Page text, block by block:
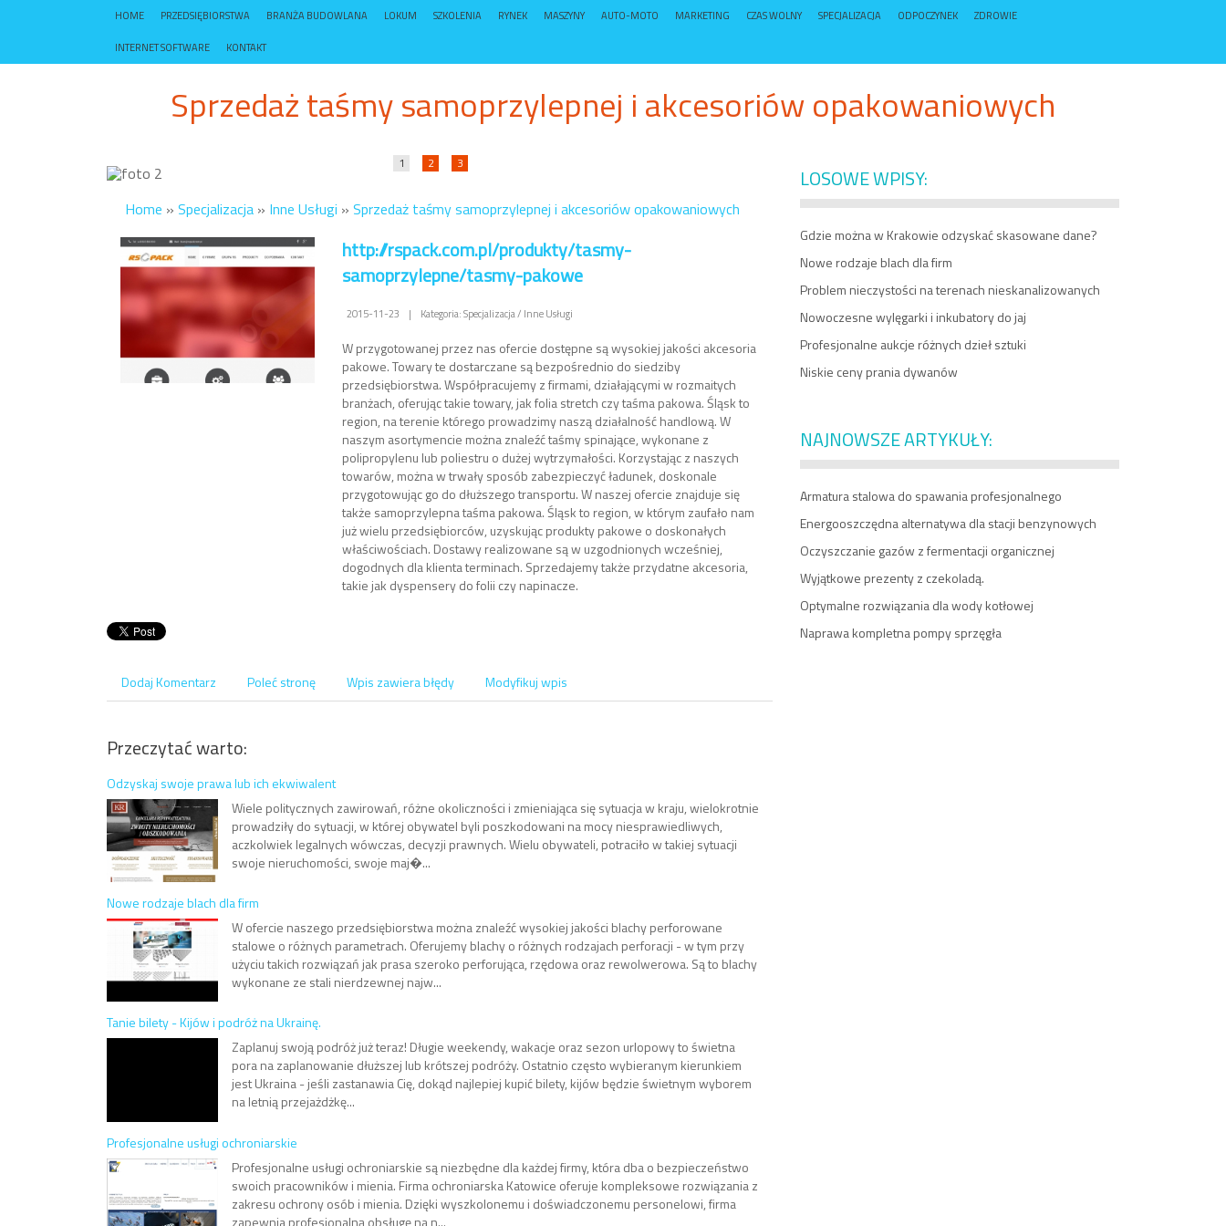
HOME PRZEDSIĘBIORSTWA BRANŻA BUDOWLANA LOKUM SZKOLENIA RYNEK MASZYNY AUTO-MOTO MARKETING CZAS WOLNY SPECJALIZACJA ODPOCZYNEK ZDROWIE
INTERNET SOFTWARE KONTAKT
Sprzedaż taśmy samoprzylepnej i akcesoriów opakowaniowych
1 2 3
Home » Specjalizacja » Inne Usługi » Sprzedaż taśmy samoprzylepnej i akcesoriów opakowaniowych
http://rspack.com.pl/produkty/tasmy-
samoprzylepne/tasmy-pakowe
2015-11-23 | Kategoria: Specjalizacja / Inne Usługi
W przygotowanej przez nas ofercie dostępne są wysokiej jakości akcesoria
pakowe. Towary te dostarczane są bezpośrednio do siedziby
przedsiębiorstwa. Współpracujemy z firmami, działającymi w rozmaitych
branżach, oferując takie towary, jak folia stretch czy taśma pakowa. Śląsk to
region, na terenie którego prowadzimy naszą działalność handlową. W
naszym asortymencie można znaleźć taśmy spinające, wykonane z
polipropylenu lub poliestru o dużej wytrzymałości. Korzystając z naszych
towarów, można w trwały sposób zabezpieczyć ładunek, doskonale
przygotowując go do dłuższego transportu. W naszej ofercie znajduje się
także samoprzylepna taśma pakowa. Śląsk to region, w którym zaufało nam
już wielu przedsiębiorców, uzyskując produkty pakowe o doskonałych
właściwościach. Dostawy realizowane są w uzgodnionych wcześniej,
dogodnych dla klienta terminach. Sprzedajemy także przydatne akcesoria,
takie jak dyspensery do folii czy napinacze.
Dodaj Komentarz Poleć stronę Wpis zawiera błędy Modyfikuj wpis
Przeczytać warto:
Odzyskaj swoje prawa lub ich ekwiwalent
Wiele politycznych zawirowań, różne okoliczności i zmieniająca się sytuacja w kraju, wielokrotnie
prowadziły do sytuacji, w której obywatel byli poszkodowani na mocy niesprawiedliwych,
aczkolwiek legalnych wówczas, decyzji prawnych. Wielu obywateli, potraciło w takiej sytuacji
swoje nieruchomości, swoje maj�...
Nowe rodzaje blach dla firm
W ofercie naszego przedsiębiorstwa można znaleźć wysokiej jakości blachy perforowane
stalowe o różnych parametrach. Oferujemy blachy o różnych rodzajach perforacji - w tym przy
użyciu takich rozwiązań jak prasa szeroko perforująca, rzędowa oraz rewolwerowa. Są to blachy
wykonane ze stali nierdzewnej najw...
Tanie bilety - Kijów i podróż na Ukrainę.
Zaplanuj swoją podróż już teraz! Długie weekendy, wakacje oraz sezon urlopowy to świetna
pora na zaplanowanie dłuższej lub krótszej podróży. Ostatnio często wybieranym kierunkiem
jest Ukraina - jeśli zastanawia Cię, dokąd najlepiej kupić bilety, kijów będzie świetnym wyborem
na letnią przejażdżkę...
Profesjonalne usługi ochroniarskie
Profesjonalne usługi ochroniarskie są niezbędne dla każdej firmy, która dba o bezpieczeństwo
swoich pracowników i mienia. Firma ochroniarska Katowice oferuje kompleksowe rozwiązania z
zakresu ochrony osób i mienia. Dzięki wyszkolonemu i doświadczonemu personelowi, firma
zapewnia profesjonalną obsługę na n...
LOSOWE WPISY:
Gdzie można w Krakowie odzyskać skasowane dane?
Nowe rodzaje blach dla firm
Problem nieczystości na terenach nieskanalizowanych
Nowoczesne wylęgarki i inkubatory do jaj
Profesjonalne aukcje różnych dzieł sztuki
Niskie ceny prania dywanów
NAJNOWSZE ARTYKUŁY:
Armatura stalowa do spawania profesjonalnego
Energooszczędna alternatywa dla stacji benzynowych
Oczyszczanie gazów z fermentacji organicznej
Wyjątkowe prezenty z czekoladą.
Optymalne rozwiązania dla wody kotłowej
Naprawa kompletna pompy sprzęgła